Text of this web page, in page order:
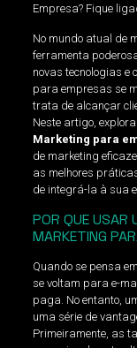
Empresa? Fique
No mundo atual de
ferramenta
novas tecnologias e
para empresas se
trata de alcançar
Neste artigo,
Marketing para
de marketing
as melhores
de integrá-la à sua
POR QUE USAR
MARKETING
Quando se pensa
se voltam para e-
paga. No entanto,
uma série de
Primeiramente, as